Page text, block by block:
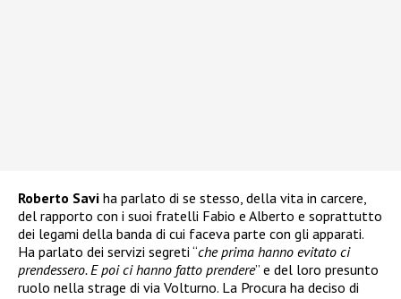
Roberto Savi ha parlato di se stesso, della vita in carcere,
del rapporto con i suoi fratelli Fabio e Alberto e soprattutto
dei legami della banda di cui faceva parte con gli apparati.
Ha parlato dei servizi segreti “che prima hanno evitato ci
prendessero. E poi ci hanno fatto prendere” e del loro presunto
ruolo nella strage di via Volturno. La Procura ha deciso di